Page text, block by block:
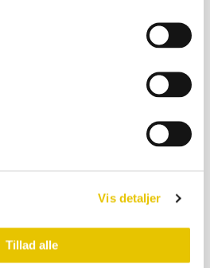
Vis detaljer
Tillad alle